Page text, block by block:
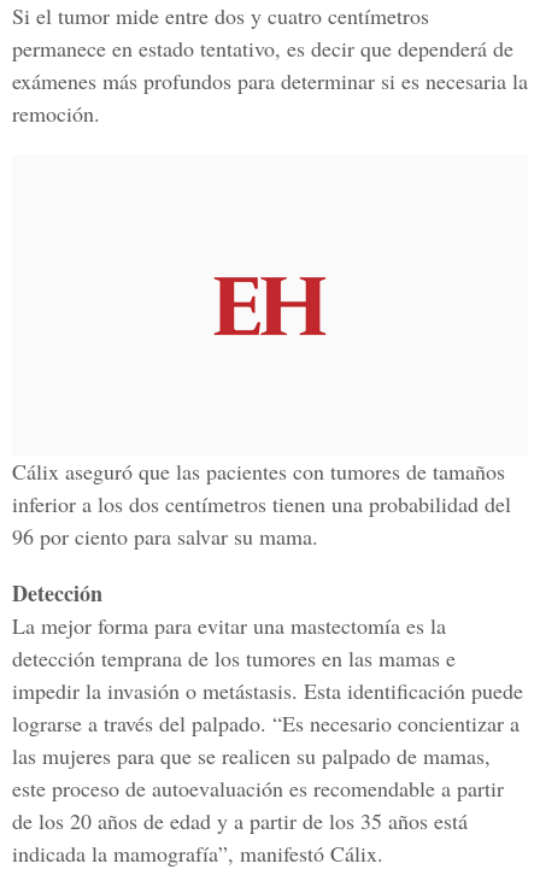
Si el tumor mide entre dos y cuatro centímetros
permanece en estado tentativo, es decir que dependerá de
exámenes más profundos para determinar si es necesaria la
remoción.
Cálix aseguró que las pacientes con tumores de tamaños
inferior a los dos centímetros tienen una probabilidad del
96 por ciento para salvar su mama.
Detección
La mejor forma para evitar una mastectomía es la
detección temprana de los tumores en las mamas e
impedir la invasión o metástasis. Esta identificación puede
lograrse a través del palpado. “Es necesario concientizar a
las mujeres para que se realicen su palpado de mamas,
este proceso de autoevaluación es recomendable a partir
de los 20 años de edad y a partir de los 35 años está
indicada la mamografía”, manifestó Cálix.